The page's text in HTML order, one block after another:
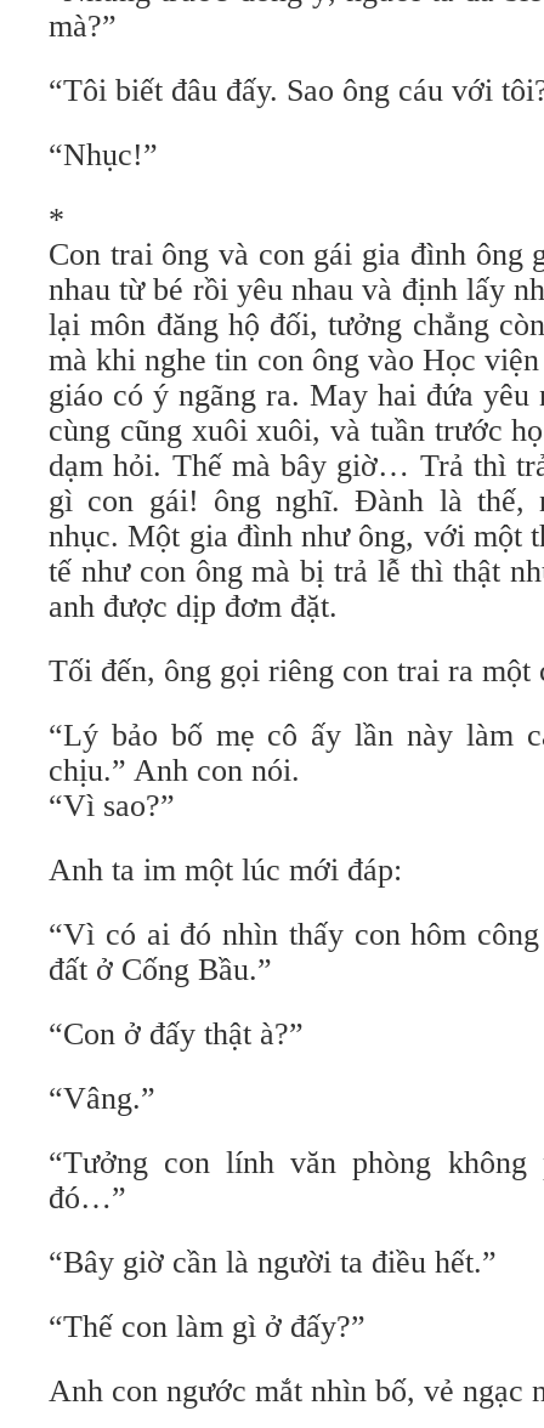
mà?”
“Tôi biết đâu đấy. Sao ông cáu với
“Nhục!”
*
Con trai ông và con gái gia đình ông
nhau từ bé rồi yêu nhau và định lấy
lại môn đăng hộ đối, tưởng chẳng
mà khi nghe tin con ông vào Học
giáo có ý ngãng ra. May hai đứa yêu
cùng cũng xuôi xuôi, và tuần trước
dạm hỏi. Thế mà bây giờ… Trả thì
gì con gái! ông nghĩ. Đành là thế,
nhục. Một gia đình như ông, với một
tế như con ông mà bị trả lễ thì thật
anh được dịp đơm đặt.
Tối đến, ông gọi riêng con trai ra một
“Lý bảo bố mẹ cô ấy lần này làm
chịu.” Anh con nói.
“Vì sao?”
Anh ta im một lúc mới đáp:
“Vì có ai đó nhìn thấy con hôm
đất ở Cống Bầu.”
“Con ở đấy thật à?”
“Vâng.”
“Tưởng con lính văn phòng
đó…”
“Bây giờ cần là người ta điều hết.”
“Thế con làm gì ở đấy?”
Anh con ngước mắt nhìn bố, vẻ ngạc